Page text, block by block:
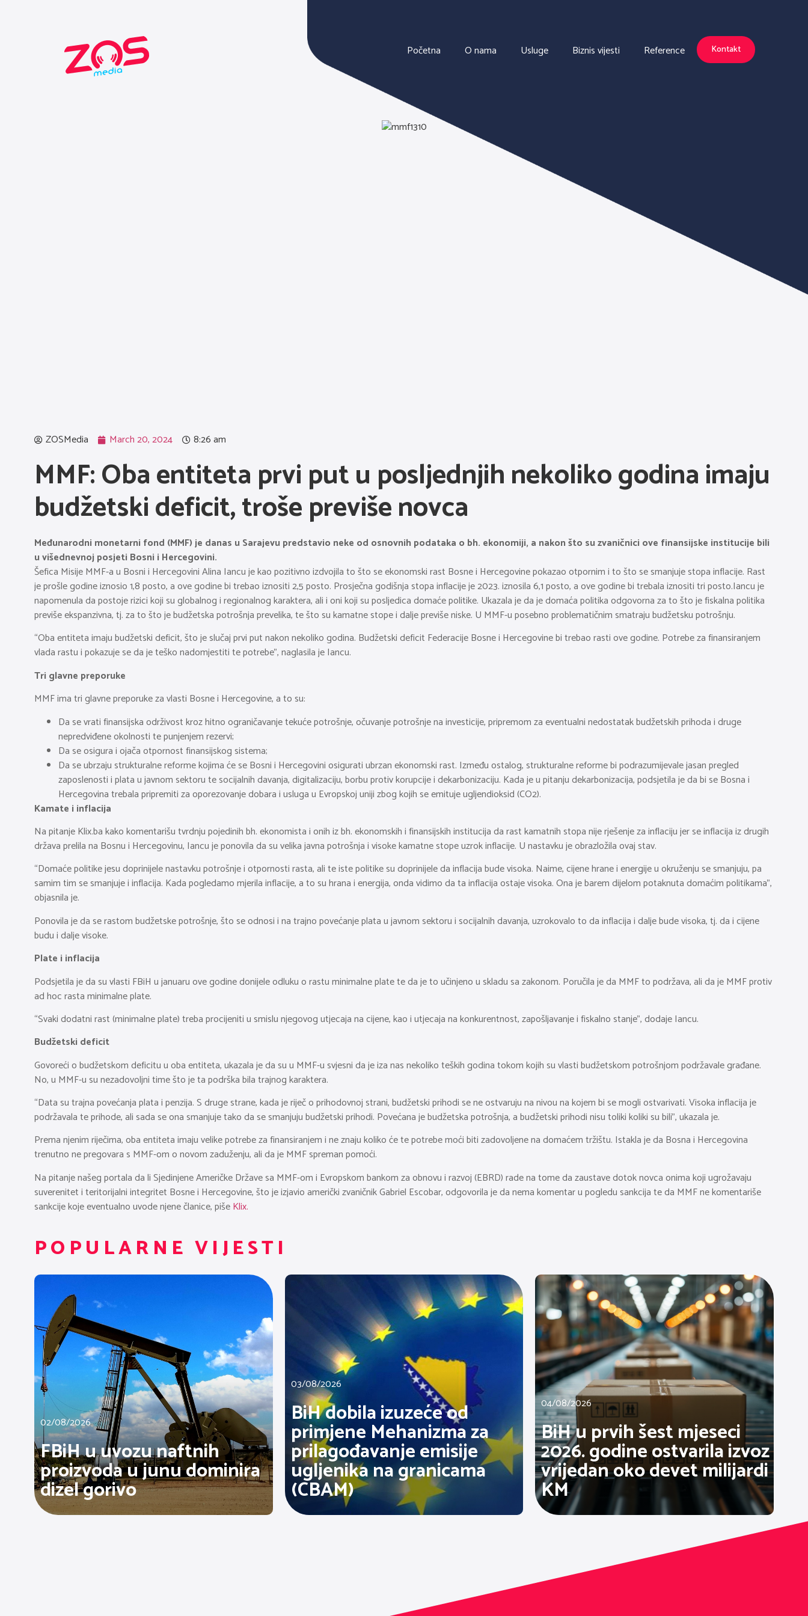
Početna O nama Usluge Biznis vijesti Reference Kontakt
ZOSMedia March 20, 2024 8:26 am
MMF: Oba entiteta prvi put u posljednjih nekoliko godina imaju
budžetski deficit, troše previše novca
Međunarodni monetarni fond (MMF) je danas u Sarajevu predstavio neke od osnovnih podataka o bh. ekonomiji, a nakon što su zvaničnici ove finansijske institucije bili
u višednevnoj posjeti Bosni i Hercegovini.
Šefica Misije MMF-a u Bosni i Hercegovini Alina Iancu je kao pozitivno izdvojila to što se ekonomski rast Bosne i Hercegovine pokazao otpornim i to što se smanjuje stopa inflacije. Rast
je prošle godine iznosio 1,8 posto, a ove godine bi trebao iznositi 2,5 posto. Prosječna godišnja stopa inflacije je 2023. iznosila 6,1 posto, a ove godine bi trebala iznositi tri posto.Iancu je
napomenula da postoje rizici koji su globalnog i regionalnog karaktera, ali i oni koji su posljedica domaće politike. Ukazala je da je domaća politika odgovorna za to što je fiskalna politika
previše ekspanzivna, tj. za to što je budžetska potrošnja prevelika, te što su kamatne stope i dalje previše niske. U MMF-u posebno problematičnim smatraju budžetsku potrošnju.
“Oba entiteta imaju budžetski deficit, što je slučaj prvi put nakon nekoliko godina. Budžetski deficit Federacije Bosne i Hercegovine bi trebao rasti ove godine. Potrebe za finansiranjem
vlada rastu i pokazuje se da je teško nadomjestiti te potrebe”, naglasila je Iancu.
Tri glavne preporuke
MMF ima tri glavne preporuke za vlasti Bosne i Hercegovine, a to su:
Da se vrati finansijska održivost kroz hitno ograničavanje tekuće potrošnje, očuvanje potrošnje na investicije, pripremom za eventualni nedostatak budžetskih prihoda i druge
nepredviđene okolnosti te punjenjem rezervi;
Da se osigura i ojača otpornost finansijskog sistema;
Da se ubrzaju strukturalne reforme kojima će se Bosni i Hercegovini osigurati ubrzan ekonomski rast. Između ostalog, strukturalne reforme bi podrazumijevale jasan pregled
zaposlenosti i plata u javnom sektoru te socijalnih davanja, digitalizaciju, borbu protiv korupcije i dekarbonizaciju. Kada je u pitanju dekarbonizacija, podsjetila je da bi se Bosna i
Hercegovina trebala pripremiti za oporezovanje dobara i usluga u Evropskoj uniji zbog kojih se emituje ugljendioksid (CO2).
Kamate i inflacija
Na pitanje Klix.ba kako komentarišu tvrdnju pojedinih bh. ekonomista i onih iz bh. ekonomskih i finansijskih institucija da rast kamatnih stopa nije rješenje za inflaciju jer se inflacija iz drugih
država prelila na Bosnu i Hercegovinu, Iancu je ponovila da su velika javna potrošnja i visoke kamatne stope uzrok inflacije. U nastavku je obrazložila ovaj stav.
“Domaće politike jesu doprinijele nastavku potrošnje i otpornosti rasta, ali te iste politike su doprinijele da inflacija bude visoka. Naime, cijene hrane i energije u okruženju se smanjuju, pa
samim tim se smanjuje i inflacija. Kada pogledamo mjerila inflacije, a to su hrana i energija, onda vidimo da ta inflacija ostaje visoka. Ona je barem dijelom potaknuta domaćim politikama”,
objasnila je.
Ponovila je da se rastom budžetske potrošnje, što se odnosi i na trajno povećanje plata u javnom sektoru i socijalnih davanja, uzrokovalo to da inflacija i dalje bude visoka, tj. da i cijene
budu i dalje visoke.
Plate i inflacija
Podsjetila je da su vlasti FBiH u januaru ove godine donijele odluku o rastu minimalne plate te da je to učinjeno u skladu sa zakonom. Poručila je da MMF to podržava, ali da je MMF protiv
ad hoc rasta minimalne plate.
“Svaki dodatni rast (minimalne plate) treba procijeniti u smislu njegovog utjecaja na cijene, kao i utjecaja na konkurentnost, zapošljavanje i fiskalno stanje”, dodaje Iancu.
Budžetski deficit
Govoreći o budžetskom deficitu u oba entiteta, ukazala je da su u MMF-u svjesni da je iza nas nekoliko teških godina tokom kojih su vlasti budžetskom potrošnjom podržavale građane.
No, u MMF-u su nezadovoljni time što je ta podrška bila trajnog karaktera.
“Data su trajna povećanja plata i penzija. S druge strane, kada je riječ o prihodovnoj strani, budžetski prihodi se ne ostvaruju na nivou na kojem bi se mogli ostvarivati. Visoka inflacija je
podržavala te prihode, ali sada se ona smanjuje tako da se smanjuju budžetski prihodi. Povećana je budžetska potrošnja, a budžetski prihodi nisu toliki koliki su bili”, ukazala je.
Prema njenim riječima, oba entiteta imaju velike potrebe za finansiranjem i ne znaju koliko će te potrebe moći biti zadovoljene na domaćem tržištu. Istakla je da Bosna i Hercegovina
trenutno ne pregovara s MMF-om o novom zaduženju, ali da je MMF spreman pomoći.
Na pitanje našeg portala da li Sjedinjene Američke Države sa MMF-om i Evropskom bankom za obnovu i razvoj (EBRD) rade na tome da zaustave dotok novca onima koji ugrožavaju
suverenitet i teritorijalni integritet Bosne i Hercegovine, što je izjavio američki zvaničnik Gabriel Escobar, odgovorila je da nema komentar u pogledu sankcija te da MMF ne komentariše
sankcije koje eventualno uvode njene članice, pišeKlix.
POPULARNE VIJESTI
02/08/2026
FBiH u uvozu naftnih
proizvoda u junu dominira
dizel gorivo
03/08/2026
BiH dobila izuzeće od
primjene Mehanizma za
prilagođavanje emisije
ugljenika na granicama
(CBAM)
04/08/2026
BiH u prvih šest mjeseci
2026. godine ostvarila izvoz
vrijedan oko devet milijardi
KM